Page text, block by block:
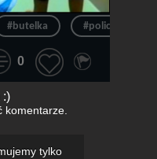
#butelka #policjant
0
:)
komentarze.
tylko